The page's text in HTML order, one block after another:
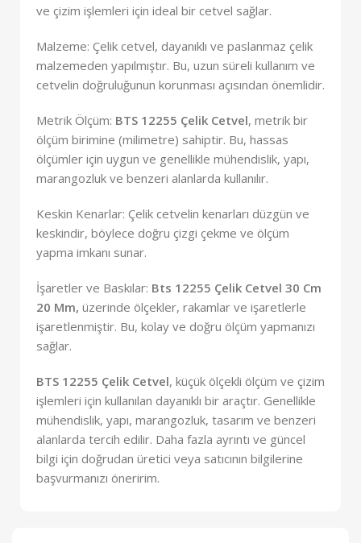
ve çizim işlemleri için ideal bir cetvel sağlar.
Malzeme: Çelik cetvel, dayanıklı ve paslanmaz çelik
malzemeden yapılmıştır. Bu, uzun süreli kullanım ve
cetvelin doğruluğunun korunması açısından önemlidir.
Metrik Ölçüm: BTS 12255 Çelik Cetvel, metrik bir
ölçüm birimine (milimetre) sahiptir. Bu, hassas
ölçümler için uygun ve genellikle mühendislik, yapı,
marangozluk ve benzeri alanlarda kullanılır.
Keskin Kenarlar: Çelik cetvelin kenarları düzgün ve
keskindir, böylece doğru çizgi çekme ve ölçüm
yapma imkanı sunar.
İşaretler ve Baskılar: Bts 12255 Çelik Cetvel 30 Cm
20 Mm, üzerinde ölçekler, rakamlar ve işaretlerle
işaretlenmiştir. Bu, kolay ve doğru ölçüm yapmanızı
sağlar.
BTS 12255 Çelik Cetvel, küçük ölçekli ölçüm ve çizim
işlemleri için kullanılan dayanıklı bir araçtır. Genellikle
mühendislik, yapı, marangozluk, tasarım ve benzeri
alanlarda tercih edilir. Daha fazla ayrıntı ve güncel
bilgi için doğrudan üretici veya satıcının bilgilerine
başvurmanızı öneririm.